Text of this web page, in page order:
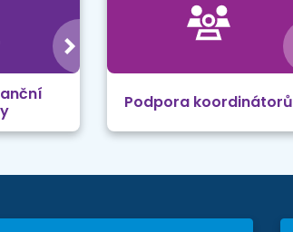
Podpora koordinátorů